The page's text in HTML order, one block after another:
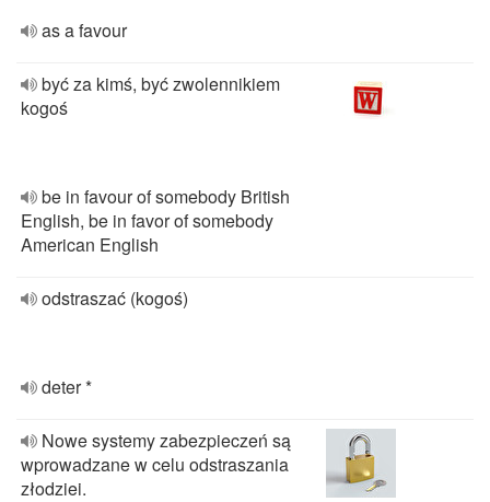
as a favour
być za kimś, być zwolennikiem
kogoś
be in favour of somebody British
English, be in favor of somebody
American English
odstraszać (kogoś)
deter *
Nowe systemy zabezpieczeń są
wprowadzane w celu odstraszania
złodziei.